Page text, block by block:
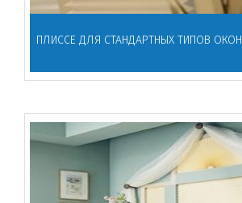
ПЛИССЕ ДЛЯ СТАНДАРТНЫХ ТИПОВ ОКОН